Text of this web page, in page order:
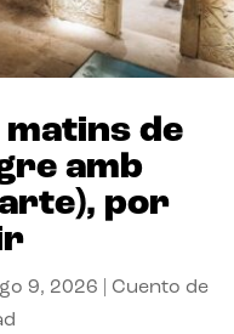
de
amb
por
9, 2026 |Cuento de